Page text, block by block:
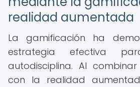
realidad aumentada
La gamificación ha
estrategia efectiva
autodisciplina. Al
con la realidad